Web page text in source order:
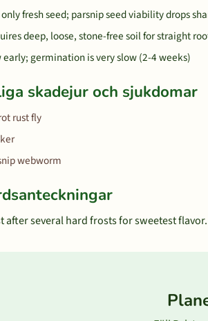
only fresh seed; parsnip seed viability drops
deep, loose, stone-free soil for straight
early; germination is very slow (2-4 weeks)
skadejur och sjukdomar
rust fly
webworm
after several hard frosts for sweetest